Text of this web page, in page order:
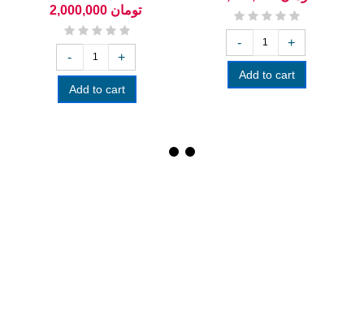
تراش 2,000,000 تومان
- +
Add to cart
- +
Add to cart